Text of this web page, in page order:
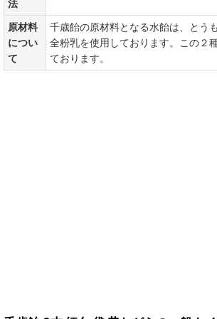
法
原材料
につい
て
千歳飴の原材料となる水飴は、とう
全粉乳を使用しております。この２
ております。